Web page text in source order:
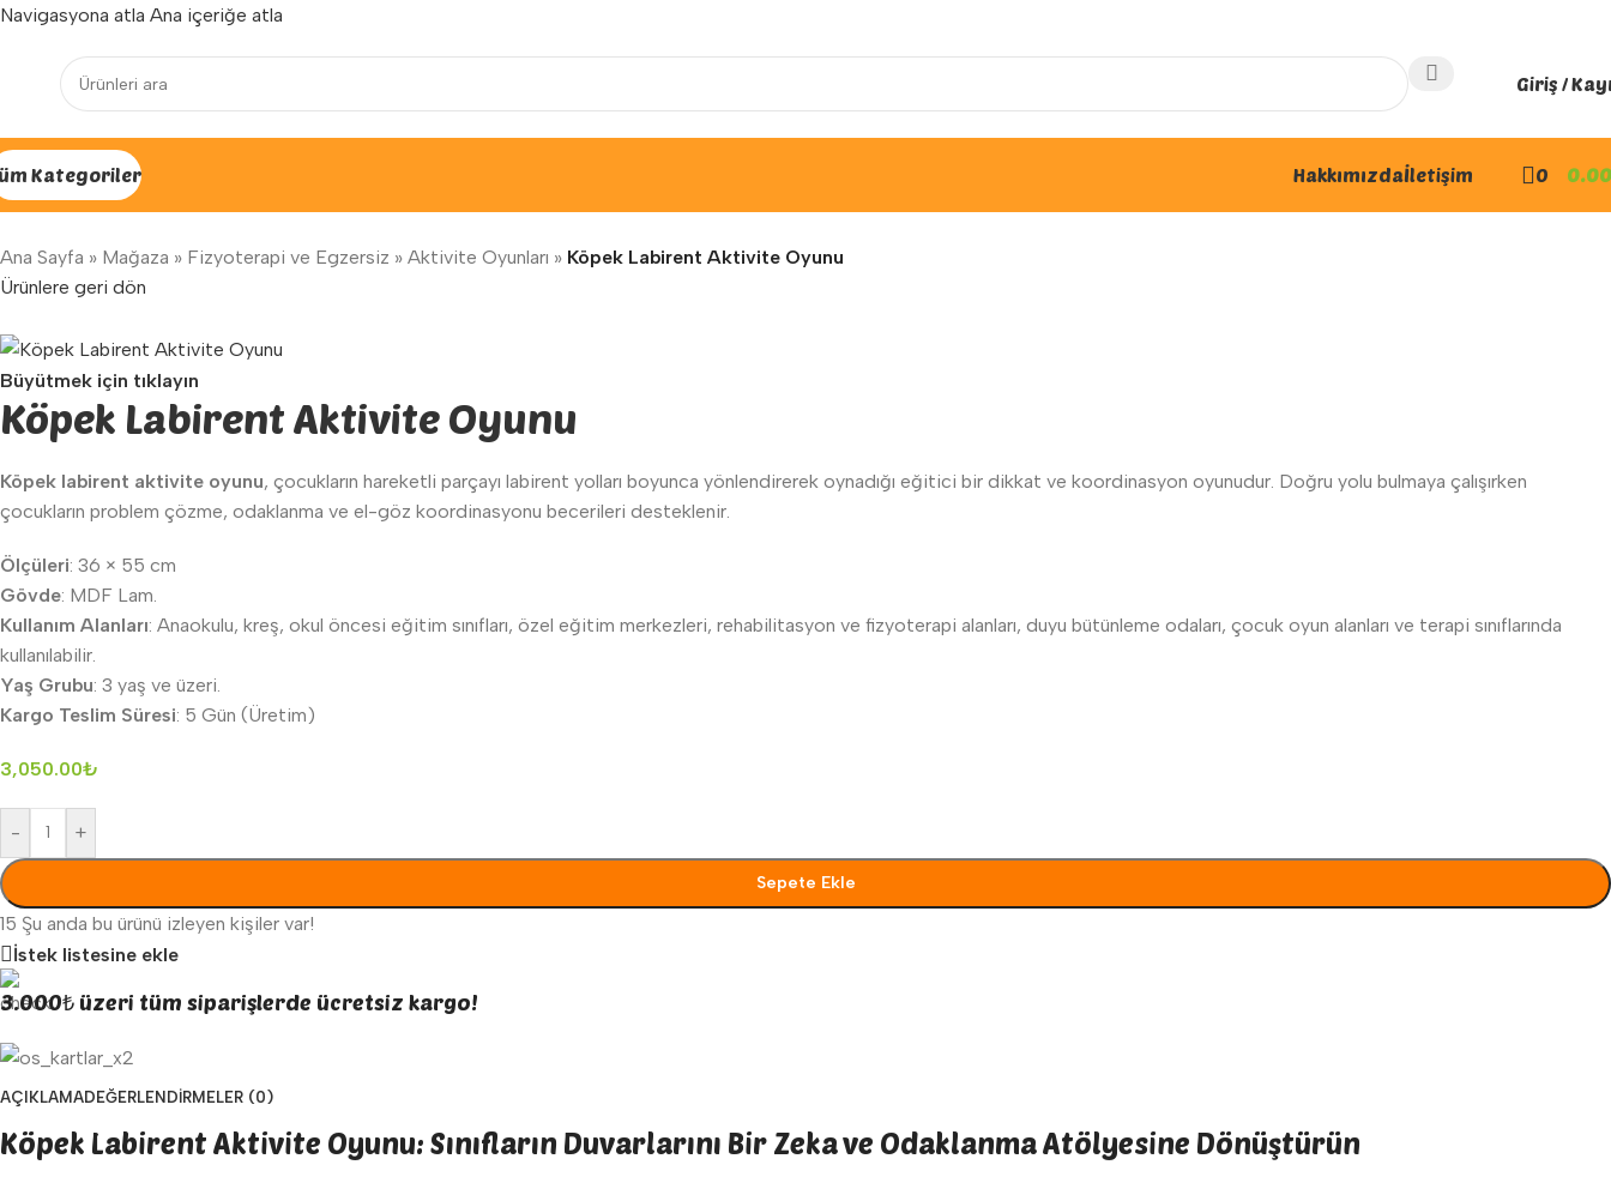
Navigasyona atla Ana içeriğe atla
Yenilenen arayüzümüz ile hizmetinizdeyiz...
Giriş /
Kategoriler Hakkımızdaİletişim 0 0.00
Ana Sayfa » Mağaza » Fizyoterapi ve Egzersiz » Aktivite Oyunları » Köpek Labirent Aktivite Oyunu
Ürünlere geri dön
Büyütmek için tıklayın
Köpek Labirent Aktivite Oyunu
Köpek labirent aktivite oyunu, çocukların hareketli parçayı labirent yolları boyunca yönlendirerek oynadığı eğitici bir dikkat ve koordinasyon oyunudur. Doğru yolu bulmaya çalışırken
çocukların problem çözme, odaklanma ve el-göz koordinasyonu becerileri desteklenir.
Ölçüleri: 36 × 55 cm
Gövde: MDF Lam.
Kullanım Alanları: Anaokulu, kreş, okul öncesi eğitim sınıfları, özel eğitim merkezleri, rehabilitasyon ve fizyoterapi alanları, duyu bütünleme odaları, çocuk oyun alanları ve terapi sınıflarında
kullanılabilir.
Yaş Grubu: 3 yaş ve üzeri.
Kargo Teslim Süresi: 5 Gün (Üretim)
3,050.00₺
- +
Sepete Ekle
15 Şu anda bu ürünü izleyen kişiler var!
İstek listesine ekle
3.000₺ üzeri tüm siparişlerde ücretsiz kargo!
AÇIKLAMADEĞERLENDIRMELER (0)
Köpek Labirent Aktivite Oyunu: Sınıfların Duvarlarını Bir Zeka ve Odaklanma Atölyesine Dönüştürün